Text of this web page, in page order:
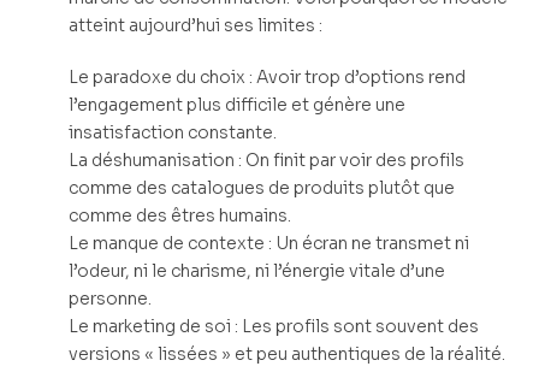
atteint aujourd’hui ses limites :
Le paradoxe du choix : Avoir trop d’options rend
l’engagement plus difficile et génère une
insatisfaction constante.
La déshumanisation : On finit par voir des profils
comme des catalogues de produits plutôt que
comme des êtres humains.
Le manque de contexte : Un écran ne transmet ni
l’odeur, ni le charisme, ni l’énergie vitale d’une
personne.
Le marketing de soi : Les profils sont souvent des
versions « lissées » et peu authentiques de la réalité.